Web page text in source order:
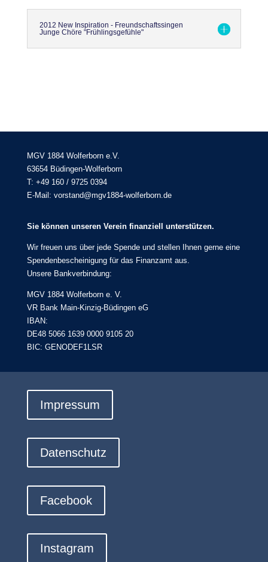
2012 New Inspiration - Freundschaftssingen
Junge Chöre "Frühlingsgefühle"
MGV 1884 Wolferborn e.V.
63654 Büdingen-Wolferborn
T: +49 160 / 9725 0394
E-Mail: vorstand@mgv1884-wolferborn.de
Sie können unseren Verein finanziell unterstützen.
Wir freuen uns über jede Spende und stellen Ihnen gerne eine
Spendenbescheinigung für das Finanzamt aus.
Unsere Bankverbindung:
MGV 1884 Wolferborn e. V.
VR Bank Main-Kinzig-Büdingen eG
IBAN:
DE48 5066 1639 0000 9105 20
BIC: GENODEF1LSR
Impressum
Datenschutz
Facebook
Instagram